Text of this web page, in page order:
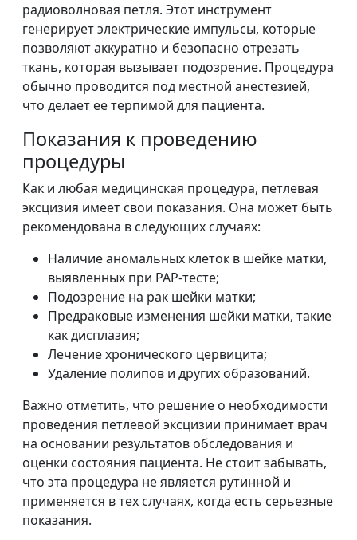
радиоволновая петля. Этот инструмент
генерирует электрические импульсы, которые
позволяют аккуратно и безопасно отрезать
ткань, которая вызывает подозрение. Процедура
обычно проводится под местной анестезией,
что делает ее терпимой для пациента.
Показания к проведению
процедуры
Как и любая медицинская процедура, петлевая
эксцизия имеет свои показания. Она может быть
рекомендована в следующих случаях:
Наличие аномальных клеток в шейке матки,
выявленных при PAP-тесте;
Подозрение на рак шейки матки;
Предраковые изменения шейки матки, такие
как дисплазия;
Лечение хронического цервицита;
Удаление полипов и других образований.
Важно отметить, что решение о необходимости
проведения петлевой эксцизии принимает врач
на основании результатов обследования и
оценки состояния пациента. Не стоит забывать,
что эта процедура не является рутинной и
применяется в тех случаях, когда есть серьезные
показания.